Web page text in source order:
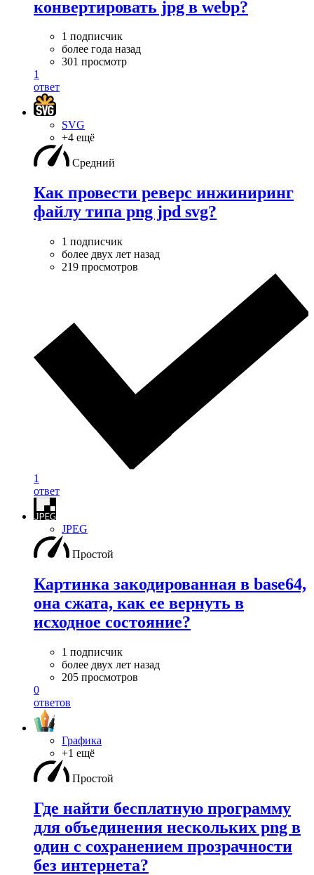
конвертировать jpg в webp?
1 подписчик
более года назад
301 просмотр
1
ответ
SVG
+4 ещё
Средний
Как провести реверс инжиниринг
файлу типа png jpd svg?
1 подписчик
более двух лет назад
219 просмотров
1
ответ
JPEG
Простой
Картинка закодированная в base64,
она сжата, как ее вернуть в
исходное состояние?
1 подписчик
более двух лет назад
205 просмотров
0
ответов
Графика
+1 ещё
Простой
Где найти бесплатную программу
для объединения нескольких png в
один с сохранением прозрачности
без интернета?